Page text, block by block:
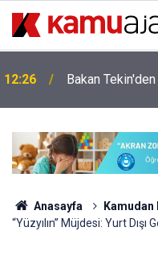
12:26 Bakan
Anasayfa Kamudan
“Yüzyılın” Müjdesi: Yurt